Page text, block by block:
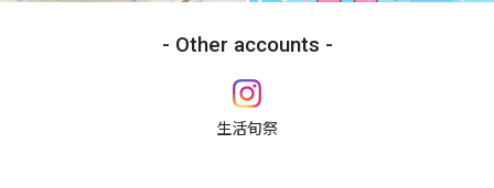
Other accounts
生活旬祭